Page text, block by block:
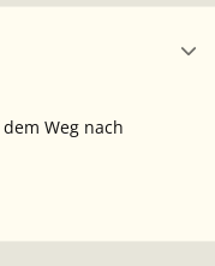
Weg nach